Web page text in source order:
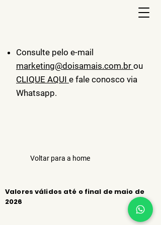
Voltar para a home
Consulte pelo e-mail
marketing@doisamais.com.br ou
CLIQUE AQUI e fale conosco via
Whatsapp.
Valores válidos até o final de maio de
2026